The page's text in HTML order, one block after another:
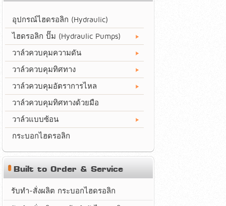
อุปกรณ์ไฮดรอลิก (Hydraulic)
ไฮดรอลิก ปั๊ม (Hydraulic Pumps)
วาล์วควบคุมความดัน
วาล์วควบคุมทิศทาง
วาล์วควบคุมอัตราการไหล
วาล์วควบคุมทิศทางด้วยมือ
วาล์วแบบซ้อน
กระบอกไฮดรอลิก
Built to Order & Service
รับทำ-สั่งผลิต กระบอกไฮดรอลิก